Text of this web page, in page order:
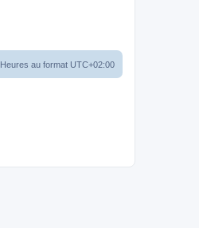
Heures au format UTC+02:00